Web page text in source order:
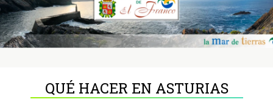
QUÉ HACER EN ASTURIAS